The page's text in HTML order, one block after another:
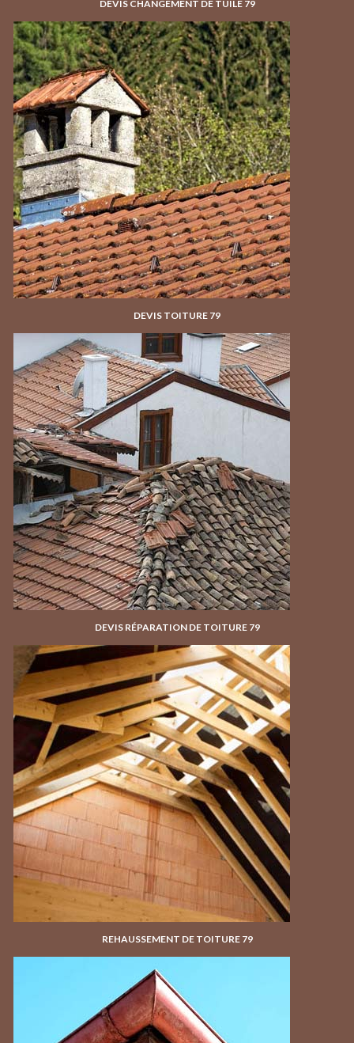
DEVIS CHANGEMENT DE TUILE 79
DEVIS TOITURE 79
DEVIS RÉPARATION DE TOITURE 79
REHAUSSEMENT DE TOITURE 79